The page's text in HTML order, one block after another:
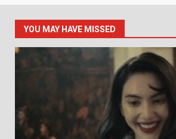
YOU MAY HAVE MISSED